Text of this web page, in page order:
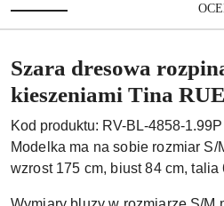
Szara dresowa
kieszeniami Tina
Kod produktu: RV-BL-4858-1.99P
Modelka ma na sobie rozmiar S/
wzrost 175 cm, biust 84 cm, talia